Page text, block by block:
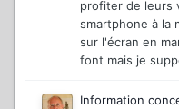
profiter de leurs
smartphone à la
sur l'écran en
font mais je
Information